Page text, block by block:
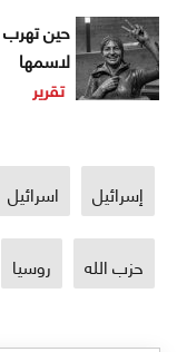
حين تهرب
لاسمها
تقرير
إسرائيل اسرائيل
حزب الله روسيا